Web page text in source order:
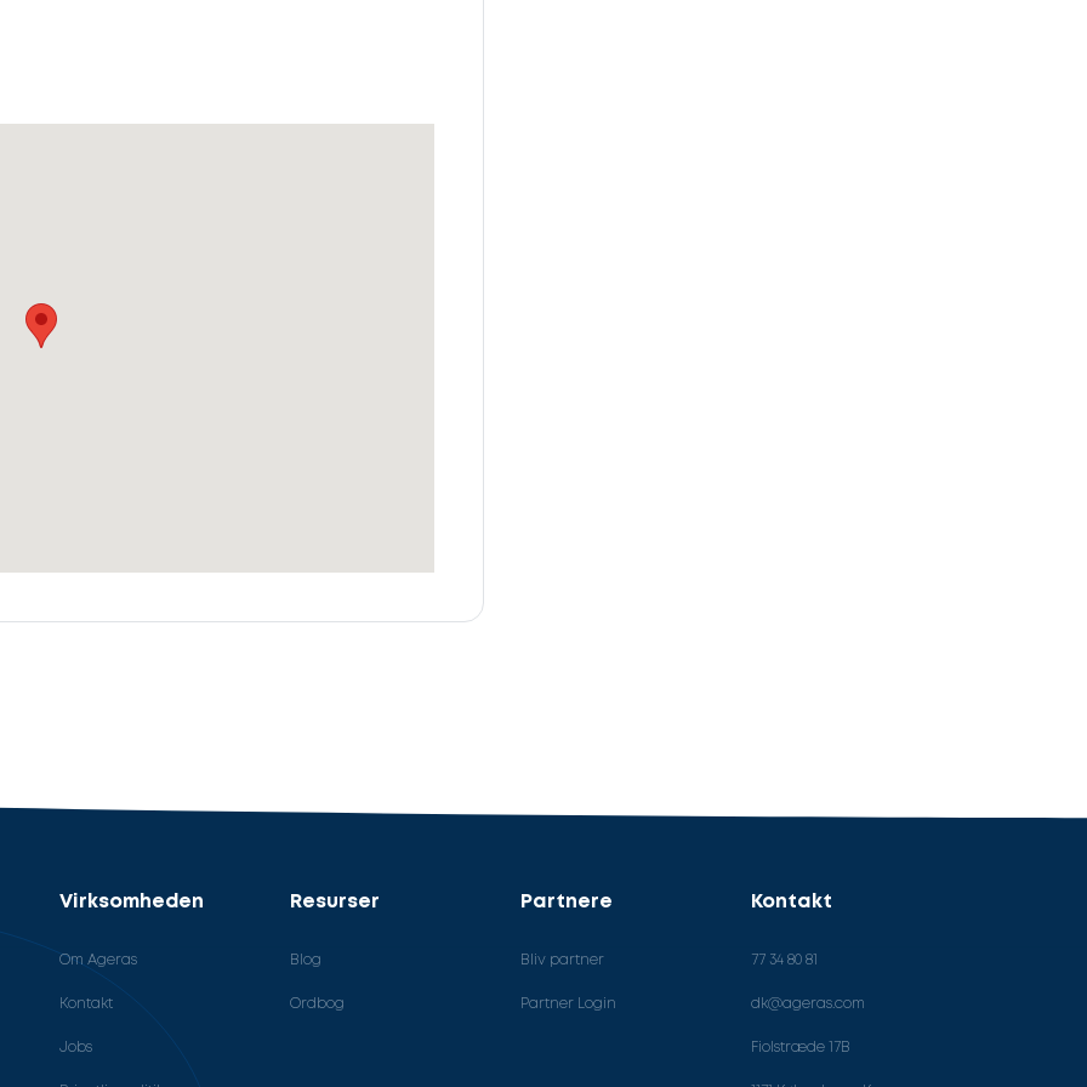
Virksomheden
Om Ageras
Kontakt
Jobs
Resurser
Blog
Ordbog
Partnere
Bliv partner
Partner Login
Kontakt
77 34 80 81
dk@ageras.com
Fiolstræde 17B